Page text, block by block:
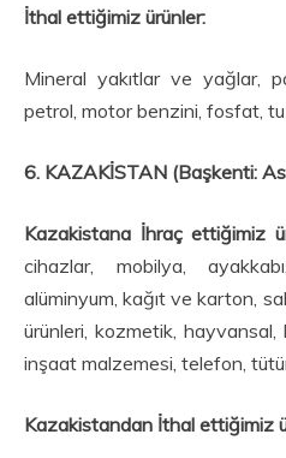
İthal ettiğimiz ürünler:
Mineral yakıtlar ve yağlar,
petrol, motor benzini, fosfat,
6. KAZAKİSTAN (Başkenti:
Kazakistana İhraç ettiğimiz
cihazlar, mobilya,
alüminyum, kağıt ve karton,
ürünleri, kozmetik, hayvansal,
inşaat malzemesi, telefon,
Kazakistandan İthal ettiğimiz